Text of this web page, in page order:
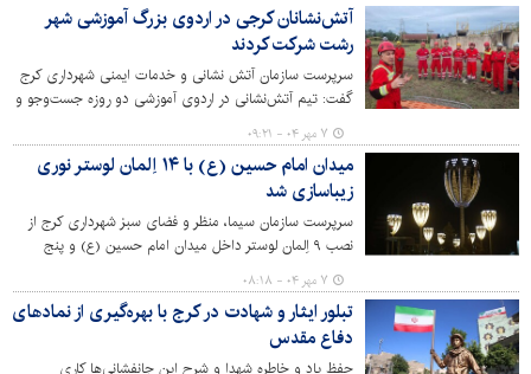
آتش‌نشان فداکار را گرامی داشتند.
آتش‌نشانان کرجی در اردوی بزرگ آموزشی شهر
رشت شرکت کردند
سرپرست سازمان آتش نشانی و خدمات ایمنی شهرداری کرج
گفت: تیم آتش‌نشانی در اردوی آموزشی دو روزه جست‌وجو و
نجات در آوار به میزبانی شهر رشت شرکت کرد.
۷ مهر ۰۴ - ۰۹:۲۱
میدان امام حسین (ع) با ۱۴ اِلمان لوستر نوری
زیباسازی شد
سرپرست سازمان سیما، منظر و فضای سبز شهرداری کرج از
نصب ۹ اِلمان لوستر داخل میدان امام حسین (ع) و پنج
لوستر در لچکی های اطراف آن خبر داد.
۷ مهر ۰۴ - ۰۸:۱۸
تبلور ایثار و شهادت در کرج با بهره‌گیری از نمادهای
دفاع مقدس
حفظ یاد و خاطره شهدا و شرح این جانفشانی‌ها کاری